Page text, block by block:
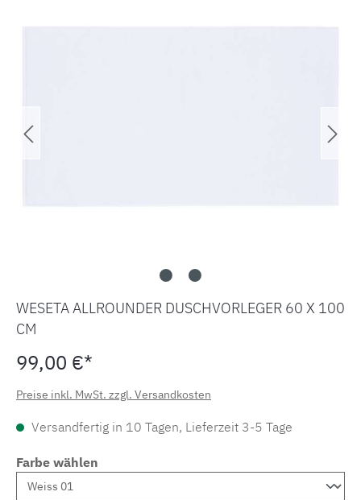
WESETA ALLROUNDER DUSCHVORLEGER 60 X 100
CM
99,00 €*
Preise inkl. MwSt. zzgl. Versandkosten
Versandfertig in 10 Tagen, Lieferzeit 3-5 Tage
Farbe wählen